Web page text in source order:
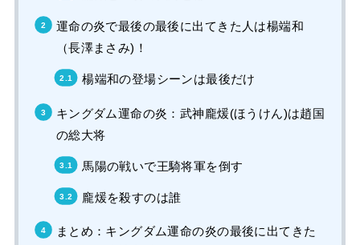
運命の炎で最後の最後に出てきた人は楊端和
（長澤まさみ)！
楊端和の登場シーンは最後だけ
キングダム運命の炎：武神龐煖(ほうけん)は趙国
の総大将
馬陽の戦いで王騎将軍を倒す
龐煖を殺すのは誰
まとめ：キングダム運命の炎の最後に出てきた